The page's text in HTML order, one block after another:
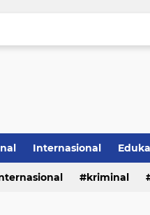
Internasional
kriminal